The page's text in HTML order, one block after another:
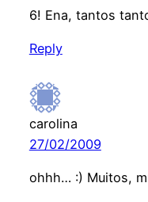
6! Ena, tantos
Reply
carolina
27/02/2009
ohhh… :) Muitos,